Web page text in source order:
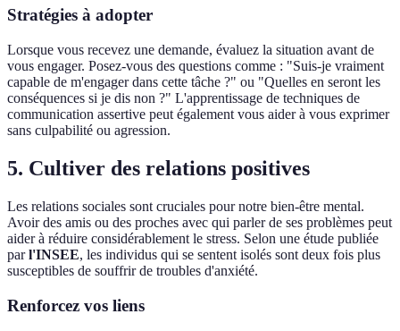
Stratégies à adopter
Lorsque vous recevez une demande, évaluez la situation avant de
vous engager. Posez-vous des questions comme : "Suis-je vraiment
capable de m'engager dans cette tâche ?" ou "Quelles en seront les
conséquences si je dis non ?" L'apprentissage de techniques de
communication assertive peut également vous aider à vous exprimer
sans culpabilité ou agression.
5. Cultiver des relations positives
Les relations sociales sont cruciales pour notre bien-être mental.
Avoir des amis ou des proches avec qui parler de ses problèmes peut
aider à réduire considérablement le stress. Selon une étude publiée
parl'INSEE, les individus qui se sentent isolés sont deux fois plus
susceptibles de souffrir de troubles d'anxiété.
Renforcez vos liens